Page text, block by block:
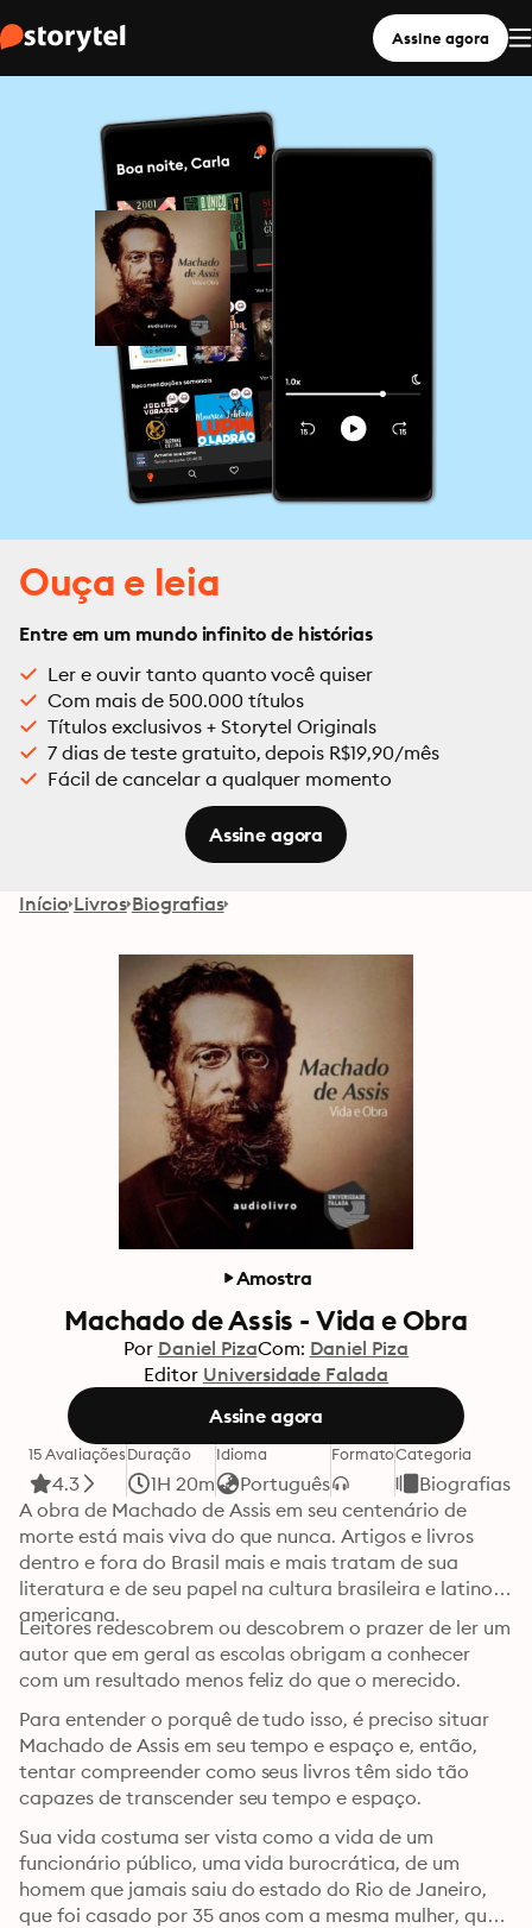
Assine agora
Ouça e leia
Entre em um mundo infinito de histórias
Ler e ouvir tanto quanto você quiser
Com mais de 500.000 títulos
Títulos exclusivos + Storytel Originals
7 dias de teste gratuito, depois R$19,90/mês
Fácil de cancelar a qualquer momento
Assine agora
Início Livros Biografias
Amostra
Machado de Assis - Vida e Obra
Por Daniel PizaCom: Daniel Piza
Editor Universidade Falada
Assine agora
15 Avaliações
4.3
Duração
1H 20m
Idioma
Português
FormatoCategoria
Biografias
A obra de Machado de Assis em seu centenário de
morte está mais viva do que nunca. Artigos e livros
dentro e fora do Brasil mais e mais tratam de sua
literatura e de seu papel na cultura brasileira e latino-
americana.
Leitores redescobrem ou descobrem o prazer de ler um
autor que em geral as escolas obrigam a conhecer
Para entender o porquê de tudo isso, é preciso situar
Machado de Assis em seu tempo e espaço e, então,
tentar compreender como seus livros têm sido tão
Sua vida costuma ser vista como a vida de um
funcionário público, uma vida burocrática, de um
homem que jamais saiu do estado do Rio de Janeiro,
que foi casado por 35 anos com a mesma mulher, que